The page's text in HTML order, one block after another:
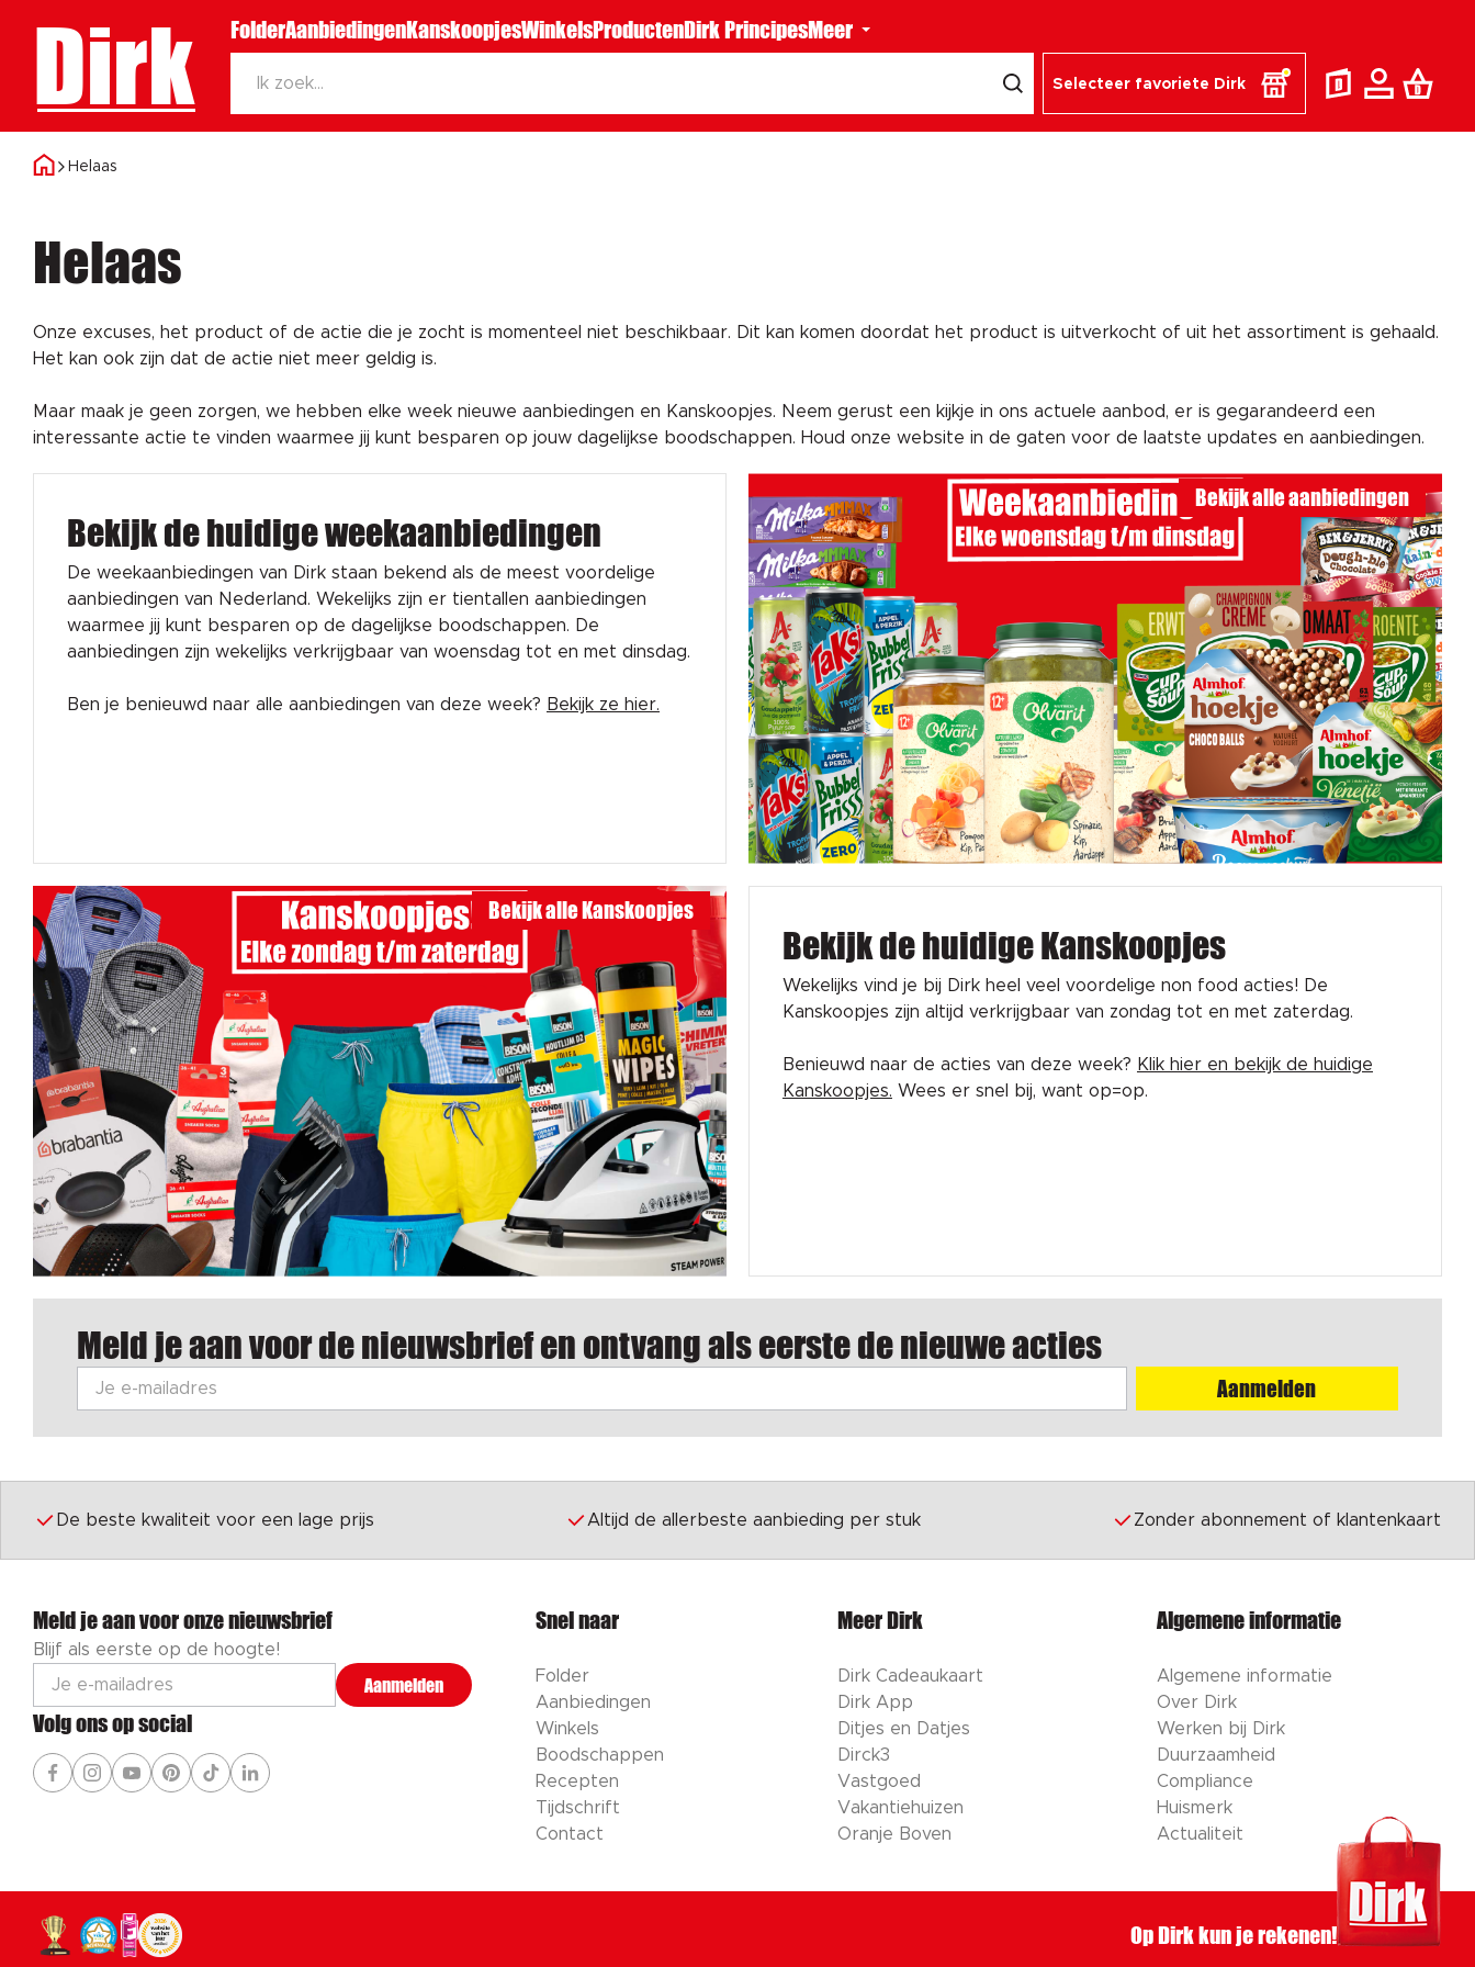
Dirk FolderAanbiedingenKanskoopjesWinkelsProductenDirk PrincipesMeer
Selecteer favoriete Dirk
Helaas
Helaas
Onze excuses, het product of de actie die je zocht is momenteel niet beschikbaar. Dit kan komen doordat het product is uitverkocht of uit het assortiment is gehaald.
Het kan ook zijn dat de actie niet meer geldig is.
Maar maak je geen zorgen, we hebben elke week nieuwe aanbiedingen en Kanskoopjes. Neem gerust een kijkje in ons actuele aanbod, er is gegarandeerd een
interessante actie te vinden waarmee jij kunt besparen op jouw dagelijkse boodschappen. Houd onze website in de gaten voor de laatste updates en aanbiedingen.
Bekijk de huidige weekaanbiedingen
De weekaanbiedingen van Dirk staan bekend als de meest voordelige
aanbiedingen van Nederland. Wekelijks zijn er tientallen aanbiedingen
waarmee jij kunt besparen op de dagelijkse boodschappen. De
aanbiedingen zijn wekelijks verkrijgbaar van woensdag tot en met dinsdag.
Ben je benieuwd naar alle aanbiedingen van deze week? Bekijk ze hier.
Bekijk alle aanbiedingen
Bekijk alle Kanskoopjes
Bekijk de huidige Kanskoopjes
Wekelijks vind je bij Dirk heel veel voordelige non food acties! De
Kanskoopjes zijn altijd verkrijgbaar van zondag tot en met zaterdag.
Benieuwd naar de acties van deze week? Klik hier en bekijk de huidige
Kanskoopjes. Wees er snel bij, want op=op.
Meld je aan voor de nieuwsbrief en ontvang als eerste de nieuwe acties
Aanmelden
De beste kwaliteit voor een lage prijs Altijd de allerbeste aanbieding per stuk Zonder abonnement of klantenkaart
Meld je aan voor onze nieuwsbrief
Blijf als eerste op de hoogte!
Aanmelden
Volg ons op social
Snel naar
Folder
Aanbiedingen
Winkels
Boodschappen
Recepten
Tijdschrift
Contact
Meer Dirk
Dirk Cadeaukaart
Dirk App
Ditjes en Datjes
Dirck3
Vastgoed
Vakantiehuizen
Oranje Boven
Algemene informatie
Algemene informatie
Over Dirk
Werken bij Dirk
Duurzaamheid
Compliance
Huismerk
Actualiteit
Op Dirk kun je rekenen!